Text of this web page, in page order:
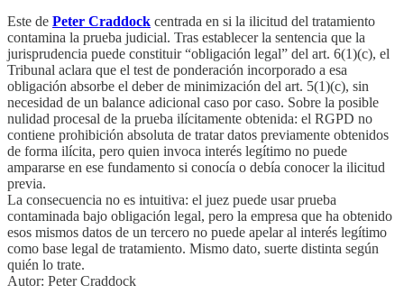
Este de Peter Craddock centrada en si la ilicitud del tratamiento
contamina la prueba judicial. Tras establecer la sentencia que la
jurisprudencia puede constituir “obligación legal” del art. 6(1)(c), el
Tribunal aclara que el test de ponderación incorporado a esa
obligación absorbe el deber de minimización del art. 5(1)(c), sin
necesidad de un balance adicional caso por caso. Sobre la posible
nulidad procesal de la prueba ilícitamente obtenida: el RGPD no
contiene prohibición absoluta de tratar datos previamente obtenidos
de forma ilícita, pero quien invoca interés legítimo no puede
ampararse en ese fundamento si conocía o debía conocer la ilicitud
previa.
La consecuencia no es intuitiva: el juez puede usar prueba
contaminada bajo obligación legal, pero la empresa que ha obtenido
esos mismos datos de un tercero no puede apelar al interés legítimo
como base legal de tratamiento. Mismo dato, suerte distinta según
quién lo trate.
Autor: Peter Craddock